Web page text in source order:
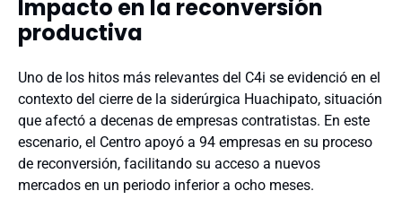
Impacto en la reconversión
productiva
Uno de los hitos más relevantes del C4i se evidenció en el
contexto del cierre de la siderúrgica Huachipato, situación
que afectó a decenas de empresas contratistas. En este
escenario, el Centro apoyó a 94 empresas en su proceso
de reconversión, facilitando su acceso a nuevos
mercados en un periodo inferior a ocho meses.